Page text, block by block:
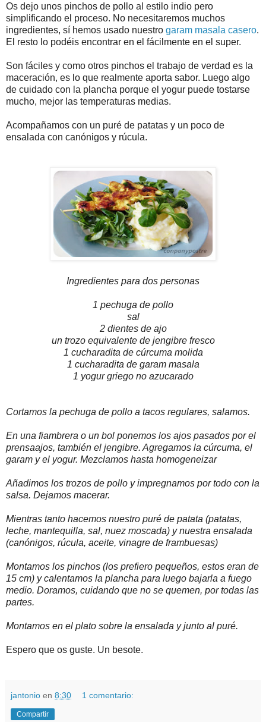
Os dejo unos pinchos de pollo al estilo indio pero
simplificando el proceso. No necesitaremos muchos
ingredientes, sí hemos usado nuestro garam masala casero.
El resto lo podéis encontrar en el fácilmente en el super.
Son fáciles y como otros pinchos el trabajo de verdad es la
maceración, es lo que realmente aporta sabor. Luego algo
de cuidado con la plancha porque el yogur puede tostarse
mucho, mejor las temperaturas medias.
Acompañamos con un puré de patatas y un poco de
ensalada con canónigos y rúcula.
Ingredientes para dos personas
1 pechuga de pollo
sal
2 dientes de ajo
un trozo equivalente de jengibre fresco
1 cucharadita de cúrcuma molida
1 cucharadita de garam masala
1 yogur griego no azucarado
Cortamos la pechuga de pollo a tacos regulares, salamos.
En una fiambrera o un bol ponemos los ajos pasados por el
prensaajos, también el jengibre. Agregamos la cúrcuma, el
garam y el yogur. Mezclamos hasta homogeneizar
Añadimos los trozos de pollo y impregnamos por todo con la
salsa. Dejamos macerar.
Mientras tanto hacemos nuestro puré de patata (patatas,
leche, mantequilla, sal, nuez moscada) y nuestra ensalada
(canónigos, rúcula, aceite, vinagre de frambuesas)
Montamos los pinchos (los prefiero pequeños, estos eran de
15 cm) y calentamos la plancha para luego bajarla a fuego
medio. Doramos, cuidando que no se quemen, por todas las
partes.
Montamos en el plato sobre la ensalada y junto al puré.
Espero que os guste. Un besote.
jantonio en 8:30 1 comentario:
Compartir